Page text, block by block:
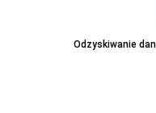
Odzyskiwanie